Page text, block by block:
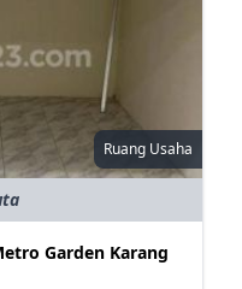
Ruang Usaha
Garden Karang